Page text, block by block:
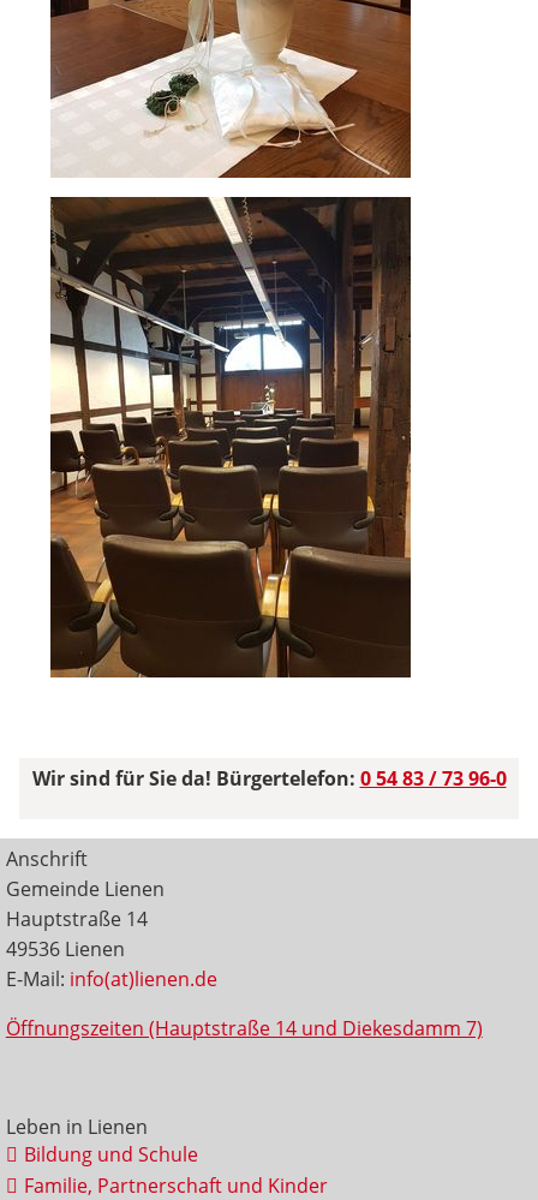
Wir sind für Sie da! Bürgertelefon: 0 54 83 / 73 96-0
Anschrift
Gemeinde Lienen
Hauptstraße 14
49536 Lienen
E-Mail: info(at)lienen.de
Öffnungszeiten (Hauptstraße 14 und Diekesdamm 7)
Leben in Lienen
Bildung und Schule
Familie, Partnerschaft und Kinder